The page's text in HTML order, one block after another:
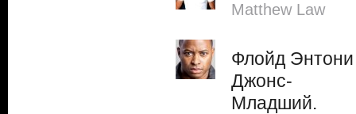
Matthew Law
Флойд Энтони
Джонс-
Младший.